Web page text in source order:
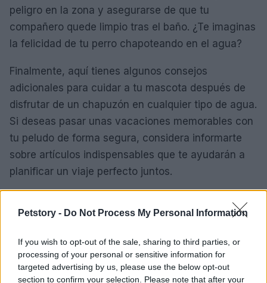
Petstory - Do Not Process My Personal Information
If you wish to opt-out of the sale, sharing to third parties, or
processing of your personal or sensitive information for
targeted advertising by us, please use the below opt-out
section to confirm your selection. Please note that after your
peligro en la zona y asegurarse de que tu
compañero quede limpio tras el baño. ¿Te imaginas
la felicidad de tu perro chapoteando en el agua?
Finalmente, aquí tienes algunos consejos
adicionales para cuidar a tu mascota después de
disfrutar de un chapuzón en cualquier tipo de agua.
Si deseas pasar unas vacaciones memorables con
tu peludo de forma segura, considera informarte
sobre artículos indispensables que te ayudarán a
planificar un viaje perfecto juntos.
importante. Con las precauciones adecuadas,
fiel compañero, creando recuerdos inolvidables. ¡A
disfrutar del verano y el tiempo de calidad con tu